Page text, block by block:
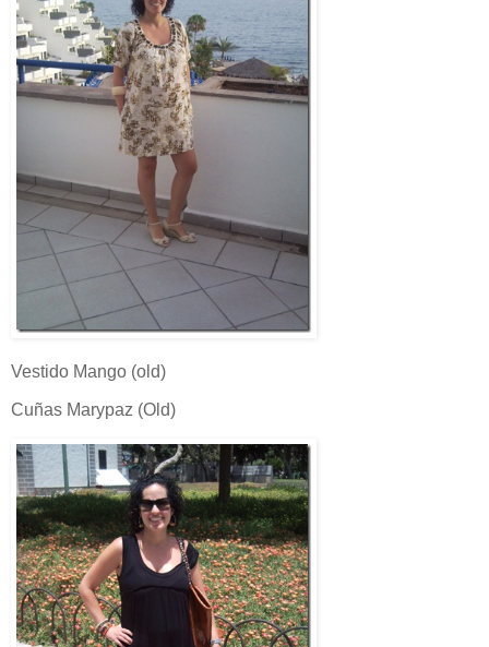
Vestido Mango (old)
Cuñas Marypaz (Old)